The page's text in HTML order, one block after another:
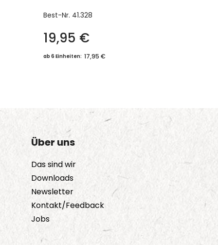
Best-Nr. 41.328
19,95 €
ab 6 Einheiten: 17,95 €
Über uns
Das sind wir
Downloads
Newsletter
Kontakt/Feedback
Jobs